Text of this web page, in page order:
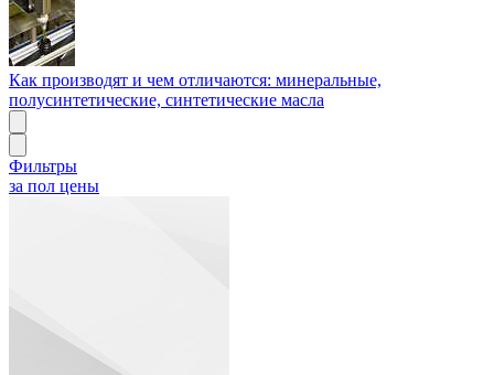
Как производят и чем отличаются: минеральные,
полусинтетические, синтетические масла
Фильтры
за пол цены